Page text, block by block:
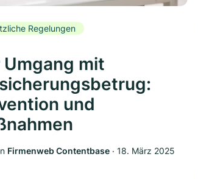
Regelungen
Umgang mit
und
Firmenweb Contentbase ‧ 18. März 2025